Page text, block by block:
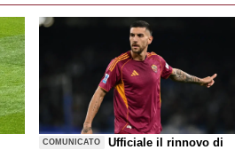
COMUNICATO
Ufficiale il rinnovo di